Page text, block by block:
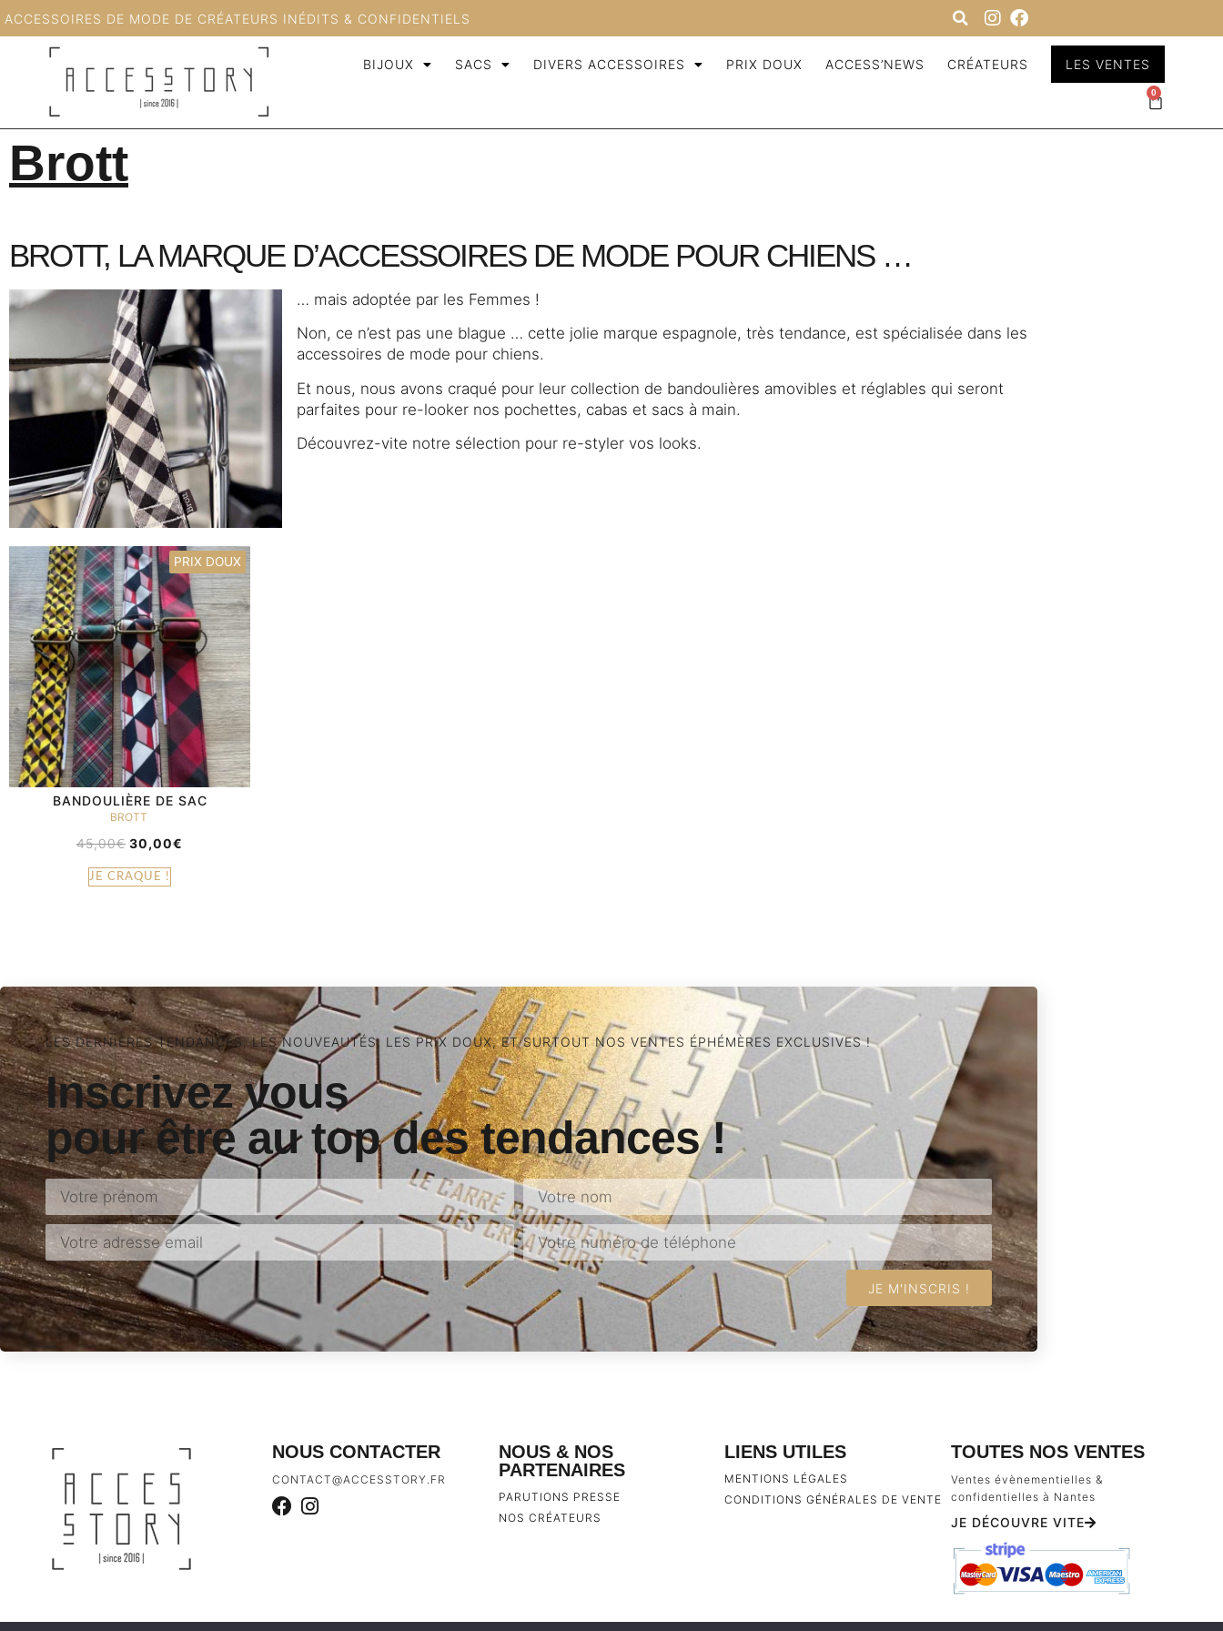
ACCESSOIRES DE MODE DE CRÉATEURS INÉDITS & CONFIDENTIELS
BIJOUX SACS DIVERS ACCESSOIRES PRIX DOUX ACCESS’NEWS CRÉATEURS LES VENTES
0
Brott
BROTT, LA MARQUE D’ACCESSOIRES DE MODE POUR CHIENS …
… mais adoptée par les Femmes !
Non, ce n’est pas une blague … cette jolie marque espagnole, très tendance, est spécialisée dans les
accessoires de mode pour chiens.
Et nous, nous avons craqué pour leur collection de bandoulières amovibles et réglables qui seront
parfaites pour re-looker nos pochettes, cabas et sacs à main.
Découvrez-vite notre sélection pour re-styler vos looks.
PRIX DOUX
BANDOULIÈRE DE SAC
BROTT
45,00€ 30,00€
JE CRAQUE !
LES DERNIÈRES TENDANCES, LES NOUVEAUTÉS, LES PRIX DOUX, ET SURTOUT NOS VENTES ÉPHÉMÈRES EXCLUSIVES !
Inscrivez vous
pour être au top des tendances !
JE M'INSCRIS !
NOUS CONTACTER
CONTACT@ACCESSTORY.FR
NOUS & NOS
PARTENAIRES
PARUTIONS PRESSE
NOS CRÉATEURS
LIENS UTILES
MENTIONS LÉGALES
CONDITIONS GÉNÉRALES DE VENTE
TOUTES NOS VENTES
Ventes évènementielles &
confidentielles à Nantes
JE DÉCOUVRE VITE